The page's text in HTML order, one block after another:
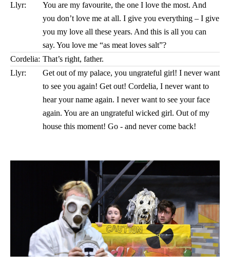
Llyr:
You are my favourite, the one I love the most. And
you don’t love me at all. I give you everything – I give
you my love all these years. And this is all you can
say. You love me “as meat loves salt”?
Cordelia: That’s right, father.
Llyr:
Get out of my palace, you ungrateful girl! I never want
to see you again! Get out! Cordelia, I never want to
hear your name again. I never want to see your face
again. You are an ungrateful wicked girl. Out of my
house this moment! Go - and never come back!